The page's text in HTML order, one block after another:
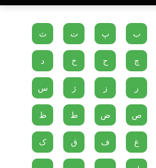
ب پ ت ث
چ ح خ د
ر ز ژ س
ص ض ط ظ
غ ف ق ک